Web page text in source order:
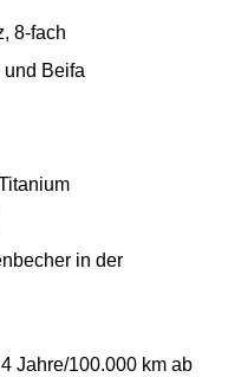
8-fach
und Beifa
in der
Jahre/100.000 km ab